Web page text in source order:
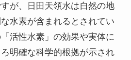
が、日田天領水は自然の地
水素が含まれるとされてい
活性水素」の効果や実体に
明確な科学的根拠が示され